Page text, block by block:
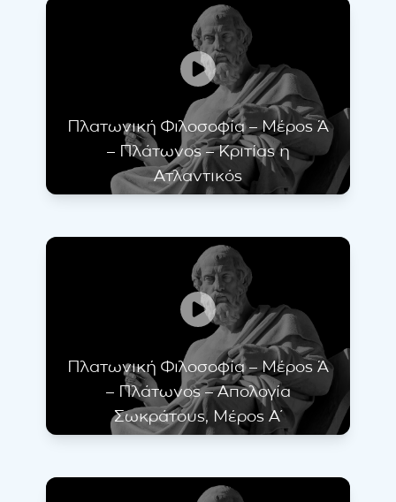
Πλατωνική Φιλοσοφία – Μέρος Ά
– Πλάτωνος – Κριτίας η
Ατλαντικός
Πλατωνική Φιλοσοφία – Μέρος Ά
– Πλάτωνος – Απολογία
Σωκράτους, Μέρος Α΄